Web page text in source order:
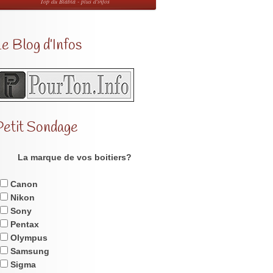
Blog d’Infos
Sondage
La marque de vos boitiers?
Canon
Nikon
Sony
Pentax
Olympus
Samsung
Sigma